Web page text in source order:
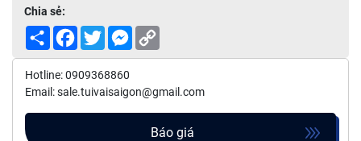
Chia sẻ:
Share Facebook
TwitterMessenger
Hotline: 0909368860
Email: sale.tuivaisaigon@gmail.com
Báo giá